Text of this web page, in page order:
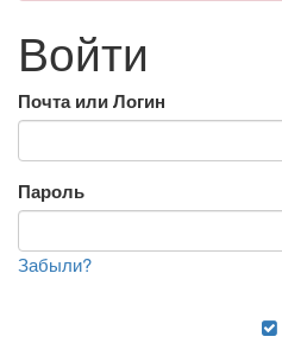
Войти
Почта или Логин
Пароль
Забыли?